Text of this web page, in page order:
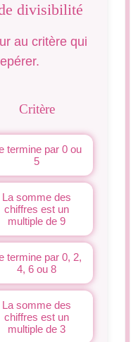
divisibilité
au critère qui
Critère
termine par 0 ou
5
La somme des
chiffres est un
multiple de 9
termine par 0, 2,
4, 6 ou 8
La somme des
chiffres est un
multiple de 3